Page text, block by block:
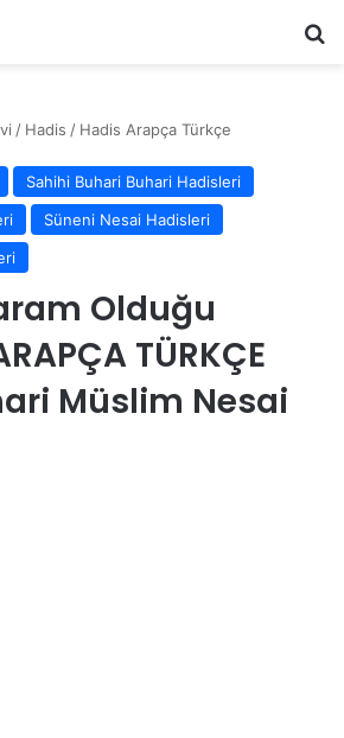
/ Hadis / Hadis Arapça Türkçe
Sahihi Buhari Buhari Hadisleri
Süneni Nesai Hadisleri
Olduğu
TÜRKÇE
Müslim Nesai